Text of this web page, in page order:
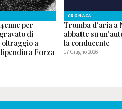
per
di
a
a Forza
CRONACA
Tromba d'aria a
abbatte su
la conducente
17 Giugno 2026